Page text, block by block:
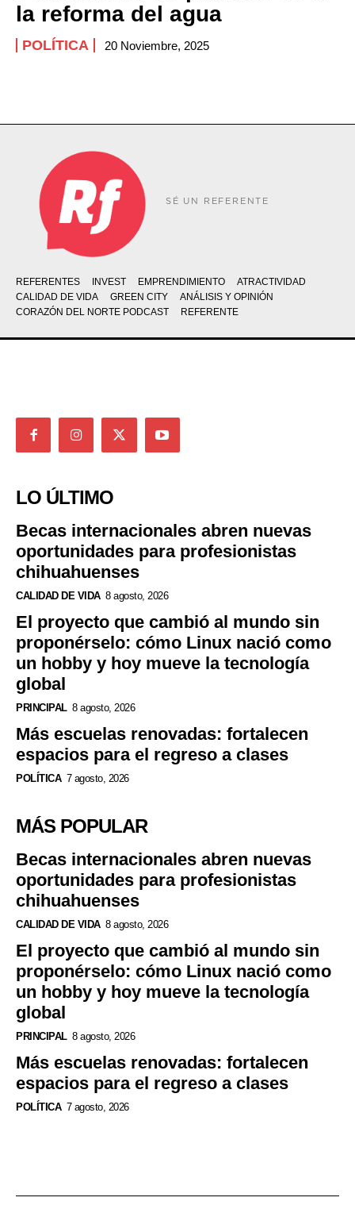
la reforma del agua
POLÍTICA 20 Noviembre, 2025
SÉ UN REFERENTE
REFERENTES INVEST EMPRENDIMIENTO
ATRACTIVIDAD
CALIDAD DE VIDA
GREEN CITY
ANÁLISIS Y OPINIÓN
CORAZÓN DEL NORTE PODCAST
REFERENTE
LO ÚLTIMO
Becas internacionales abren nuevas
oportunidades para profesionistas
chihuahuenses
CALIDAD DE VIDA 8 agosto, 2026
El proyecto que cambió al mundo sin
proponérselo: cómo Linux nació como
un hobby y hoy mueve la tecnología
global
PRINCIPAL 8 agosto, 2026
Más escuelas renovadas: fortalecen
espacios para el regreso a clases
POLÍTICA 7 agosto, 2026
MÁS POPULAR
Becas internacionales abren nuevas
oportunidades para profesionistas
chihuahuenses
CALIDAD DE VIDA 8 agosto, 2026
El proyecto que cambió al mundo sin
proponérselo: cómo Linux nació como
un hobby y hoy mueve la tecnología
global
PRINCIPAL 8 agosto, 2026
Más escuelas renovadas: fortalecen
espacios para el regreso a clases
POLÍTICA 7 agosto, 2026